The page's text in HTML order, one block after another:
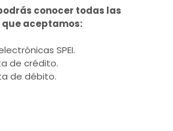
conocer todas las
aceptamos:
SPEI.
de crédito.
de débito.